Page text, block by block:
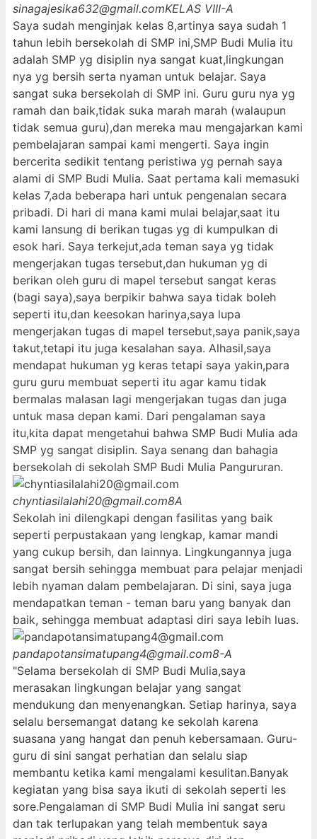
sinagajesika632@gmail.comKELAS VIII-A
Saya sudah menginjak kelas 8,artinya saya sudah 1
tahun lebih bersekolah di SMP ini,SMP Budi Mulia itu
adalah SMP yg disiplin nya sangat kuat,lingkungan
nya yg bersih serta nyaman untuk belajar. Saya
sangat suka bersekolah di SMP ini. Guru guru nya yg
ramah dan baik,tidak suka marah marah (walaupun
tidak semua guru),dan mereka mau mengajarkan kami
pembelajaran sampai kami mengerti. Saya ingin
bercerita sedikit tentang peristiwa yg pernah saya
alami di SMP Budi Mulia. Saat pertama kali memasuki
kelas 7,ada beberapa hari untuk pengenalan secara
pribadi. Di hari di mana kami mulai belajar,saat itu
kami lansung di berikan tugas yg di kumpulkan di
esok hari. Saya terkejut,ada teman saya yg tidak
mengerjakan tugas tersebut,dan hukuman yg di
berikan oleh guru di mapel tersebut sangat keras
(bagi saya),saya berpikir bahwa saya tidak boleh
seperti itu,dan keesokan harinya,saya lupa
mengerjakan tugas di mapel tersebut,saya panik,saya
takut,tetapi itu juga kesalahan saya. Alhasil,saya
mendapat hukuman yg keras tetapi saya yakin,para
guru guru membuat seperti itu agar kamu tidak
bermalas malasan lagi mengerjakan tugas dan juga
untuk masa depan kami. Dari pengalaman saya
itu,kita dapat mengetahui bahwa SMP Budi Mulia ada
SMP yg sangat disiplin. Saya senang dan bahagia
bersekolah di sekolah SMP Budi Mulia Pangururan.
chyntiasilalahi20@gmail.com8A
Sekolah ini dilengkapi dengan fasilitas yang baik
seperti perpustakaan yang lengkap, kamar mandi
yang cukup bersih, dan lainnya. Lingkungannya juga
sangat bersih sehingga membuat para pelajar menjadi
lebih nyaman dalam pembelajaran. Di sini, saya juga
mendapatkan teman - teman baru yang banyak dan
baik, sehingga membuat adaptasi diri saya lebih luas.
pandapotansimatupang4@gmail.com8-A
"Selama bersekolah di SMP Budi Mulia,saya
merasakan lingkungan belajar yang sangat
mendukung dan menyenangkan. Setiap harinya, saya
selalu bersemangat datang ke sekolah karena
suasana yang hangat dan penuh kebersamaan. Guru-
guru di sini sangat perhatian dan selalu siap
membantu ketika kami mengalami kesulitan.Banyak
kegiatan yang bisa saya ikuti di sekolah seperti les
sore.Pengalaman di SMP Budi Mulia ini sangat seru
dan tak terlupakan yang telah membentuk saya